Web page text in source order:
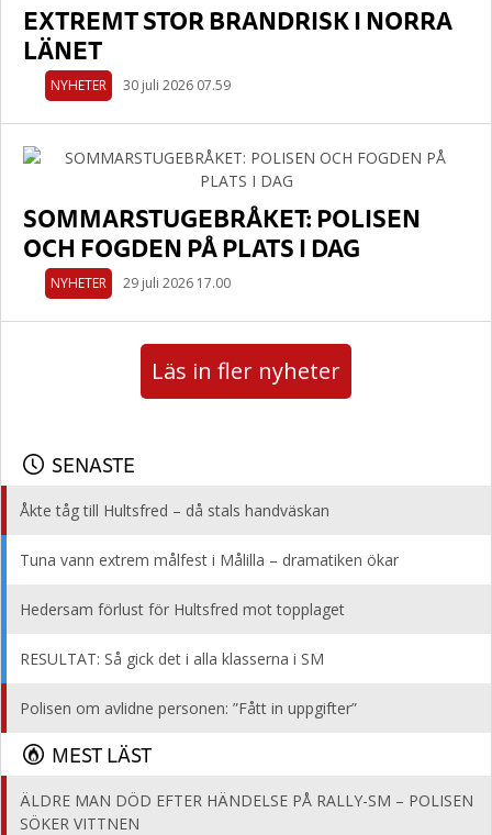
EXTREMT STOR BRANDRISK I NORRA
LÄNET
NYHETER 30 juli 2026 07.59
SOMMARSTUGEBRÅKET: POLISEN
OCH FOGDEN PÅ PLATS I DAG
NYHETER 29 juli 2026 17.00
Läs in fler nyheter
SENASTE
Åkte tåg till Hultsfred – då stals handväskan
Tuna vann extrem målfest i Målilla – dramatiken ökar
Hedersam förlust för Hultsfred mot topplaget
RESULTAT: Så gick det i alla klasserna i SM
Polisen om avlidne personen: ”Fått in uppgifter”
MEST LÄST
ÄLDRE MAN DÖD EFTER HÄNDELSE PÅ RALLY-SM – POLISEN
SÖKER VITTNEN